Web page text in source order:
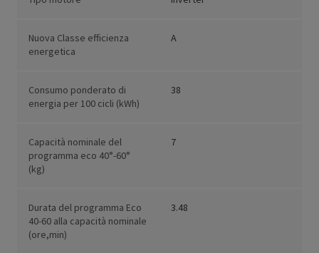
Nuova Classe efficienza
energetica
A
Consumo ponderato di
energia per 100 cicli (kWh)
38
Capacità nominale del
programma eco 40°-60°
(kg)
7
Durata del programma Eco
40-60 alla capacità nominale
(ore,min)
3.48